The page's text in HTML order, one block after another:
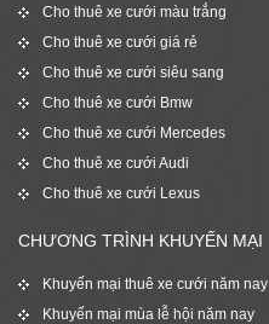
Cho thuê xe cưới màu trắng
Cho thuê xe cưới giá rẻ
Cho thuê xe cưới siêu sang
Cho thuê xe cưới Bmw
Cho thuê xe cưới Mercedes
Cho thuê xe cưới Audi
Cho thuê xe cưới Lexus
CHƯƠNG TRÌNH KHUYẾN MẠI
Khuyến mại thuê xe cưới năm nay
Khuyến mại mùa lễ hội năm nay